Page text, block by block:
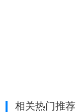
相关热门推荐